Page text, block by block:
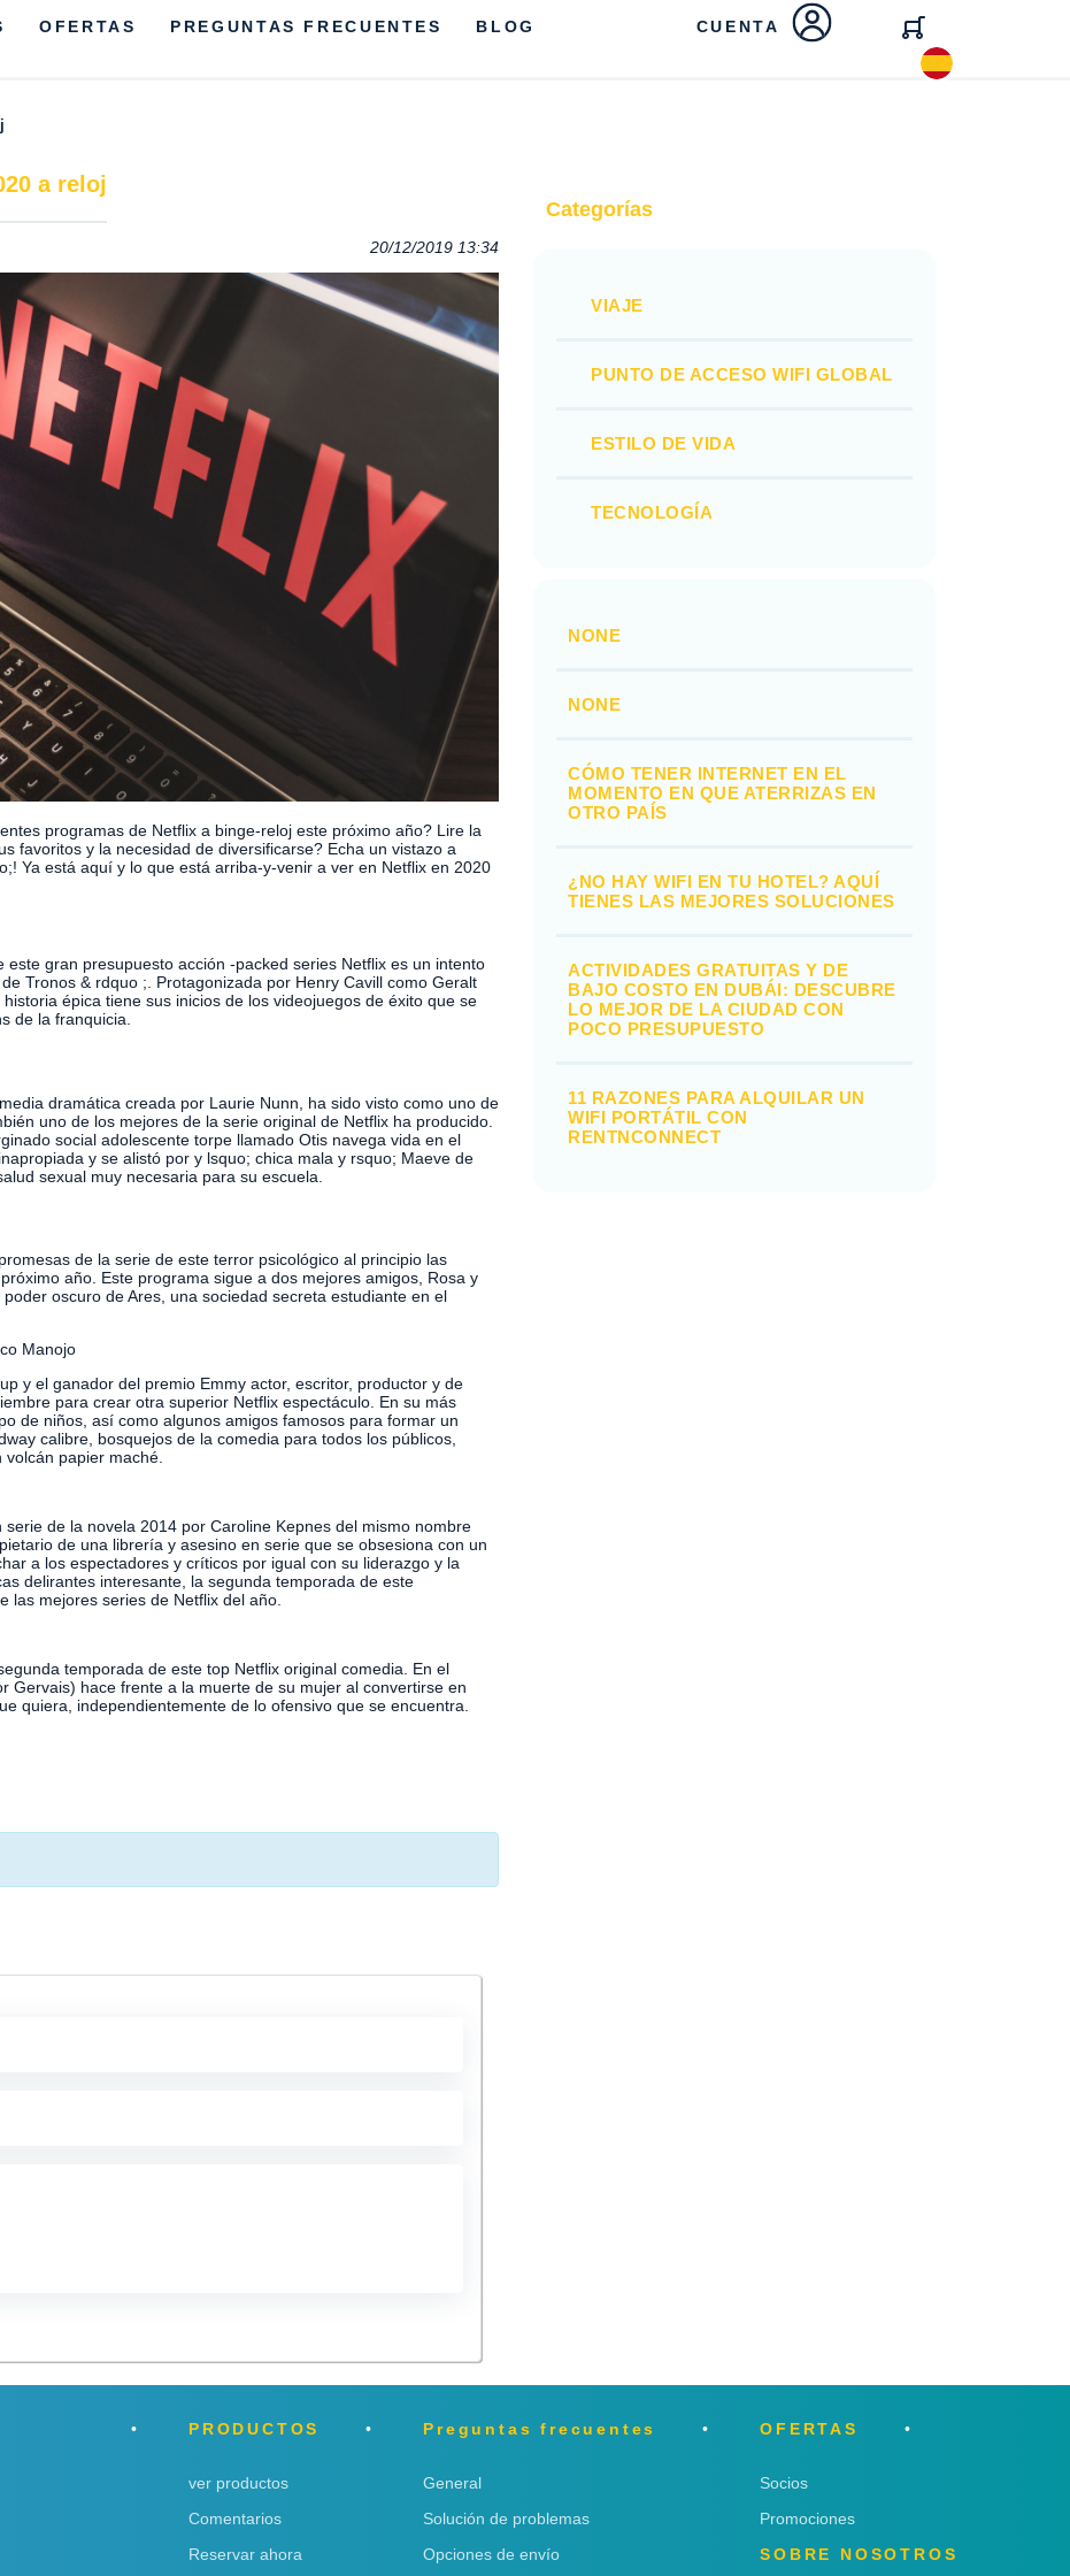
OFERTAS PREGUNTAS FRECUENTES BLOG CUENTA
a reloj
20/12/2019 13:34
programas de Netflix a binge-reloj este próximo año? Lire la
favoritos y la necesidad de diversificarse? Echa un vistazo a
Ya está aquí y lo que está arriba-y-venir a ver en Netflix en 2020
gran presupuesto acción -packed series Netflix es un intento
Tronos & rdquo ;. Protagonizada por Henry Cavill como Geralt
épica tiene sus inicios de los videojuegos de éxito que se
de la franquicia.
dramática creada por Laurie Nunn, ha sido visto como uno de
uno de los mejores de la serie original de Netflix ha producido.
social adolescente torpe llamado Otis navega vida en el
y se alistó por y lsquo; chica mala y rsquo; Maeve de
sexual muy necesaria para su escuela.
de la serie de este terror psicológico al principio las
año. Este programa sigue a dos mejores amigos, Rosa y
oscuro de Ares, una sociedad secreta estudiante en el
Manojo
y el ganador del premio Emmy actor, escritor, productor y de
para crear otra superior Netflix espectáculo. En su más
de niños, así como algunos amigos famosos para formar un
calibre, bosquejos de la comedia para todos los públicos,
papier maché.
de la novela 2014 por Caroline Kepnes del mismo nombre
de una librería y asesino en serie que se obsesiona con un
a los espectadores y críticos por igual con su liderazgo y la
delirantes interesante, la segunda temporada de este
las mejores series de Netflix del año.
temporada de este top Netflix original comedia. En el
Gervais) hace frente a la muerte de su mujer al convertirse en
quiera, independientemente de lo ofensivo que se encuentra.
Categorías
VIAJE
PUNTO DE ACCESO WIFI GLOBAL
ESTILO DE VIDA
TECNOLOGÍA
NONE
NONE
CÓMO TENER INTERNET EN EL
MOMENTO EN QUE ATERRIZAS EN
OTRO PAÍS
¿NO HAY WIFI EN TU HOTEL? AQUÍ
TIENES LAS MEJORES SOLUCIONES
ACTIVIDADES GRATUITAS Y DE
BAJO COSTO EN DUBÁI: DESCUBRE
LO MEJOR DE LA CIUDAD CON
POCO PRESUPUESTO
11 RAZONES PARA ALQUILAR UN
WIFI PORTÁTIL CON
RENTNCONNECT
PRODUCTOS
ver productos
Comentarios
Reservar ahora
Preguntas frecuentes
General
Solución de problemas
Opciones de envío
OFERTAS
Socios
Promociones
SOBRE NOSOTROS